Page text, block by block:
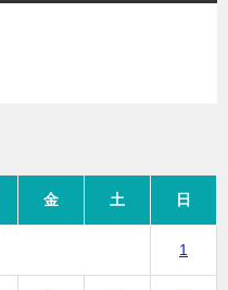
金 土 日
1